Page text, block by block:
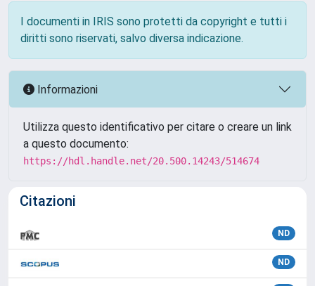
I documenti in IRIS sono protetti da copyright e tutti i
diritti sono riservati, salvo diversa indicazione.
Informazioni
Utilizza questo identificativo per citare o creare un link
a questo documento:
https://hdl.handle.net/20.500.14243/514674
Citazioni
ND
ND